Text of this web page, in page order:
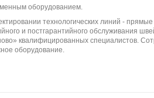
оборудованием.
технологических линий -
и постгарантийного обслуживания
квалифицированных специалистов.
оборудование.